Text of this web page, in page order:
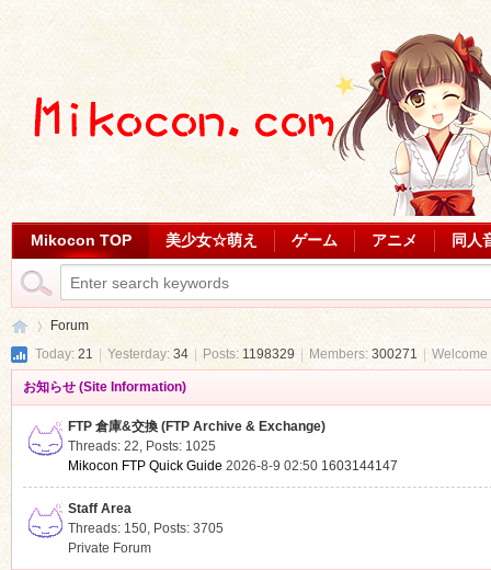
Mikocon TOP 美少女☆萌え ゲーム アニメ 同人
Forum
Today: 21 Yesterday: 34 Posts: 1198329 Members: 300271
お知らせ (Site Information)
FTP 倉庫&交換 (FTP Archive & Exchange)
Threads: 22, Posts: 1025
Mikocon FTP Quick Guide 2026-8-9 02:50 1603144147
Staff Area
Threads: 150, Posts: 3705
Private Forum